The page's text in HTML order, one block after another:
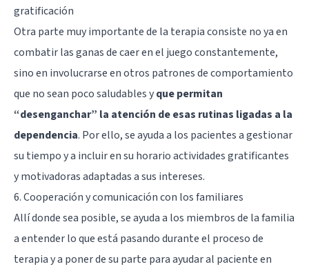
gratificación
Otra parte muy importante de la terapia consiste no ya en
combatir las ganas de caer en el juego constantemente,
sino en involucrarse en otros patrones de comportamiento
que no sean poco saludables yque permitan
“desenganchar” la atención de esas rutinas ligadas a la
dependencia. Por ello, se ayuda a los pacientes a gestionar
su tiempo y a incluir en su horario actividades gratificantes
y motivadoras adaptadas a sus intereses.
6. Cooperación y comunicación con los familiares
Allí donde sea posible, se ayuda a los miembros de la familia
a entender lo que está pasando durante el proceso de
terapia y a poner de su parte para ayudar al paciente en